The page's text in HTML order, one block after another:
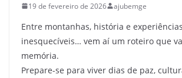
19 de fevereiro de 2026 ajubemge
Entre montanhas, história e experiências
inesquecíveis… vem aí um roteiro que
memória.
Prepare-se para viver dias de paz,